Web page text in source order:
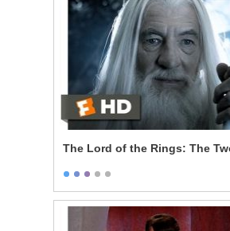
The Lord of the Rings: The